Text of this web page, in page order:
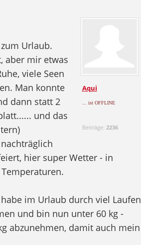
Aqui
... ist OFFLINE
Beiträge: 2236
Urlaub.
aber mir etwas
viele Seen
Man konnte
dann statt 2
und das
hier super Wetter - in
im Urlaub durch viel Laufen
und bin nun unter 60 kg -
abzunehmen, damit auch mein